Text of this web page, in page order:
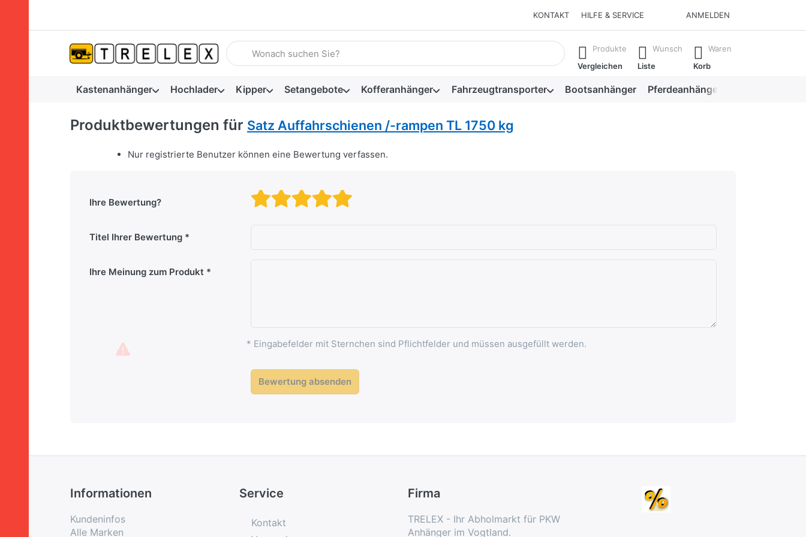
KONTAKT HILFE & SERVICE ANMELDEN
Geben Sie einen Suchbegriff ein. Während Sie tippen, erscheinen automatisch erste Ergebnisse. Drücken Sie die Eingabetaste, um alle
Produkte
Vergleichen
Wunsch
Liste
Waren
Korb
Kastenanhänger Hochlader Kipper Setangebote Kofferanhänger Fahrzeugtransporter Bootsanhänger Pferdeanhänger
Produktbewertungen für Satz Auffahrschienen /-rampen TL 1750 kg
Nur registrierte Benutzer können eine Bewertung verfassen.
Ihre Bewertung? Bewertung: 4 von 5 Sternen.
Bewertung: 3 von 5 Sternen.
Bewertung: 2 von 5 Sternen.
Bewertung: 1 von 5 Sternen. schlecht
Titel Ihrer Bewertung
Ihre Meinung zum Produkt
* Eingabefelder mit Sternchen sind Pflichtfelder und müssen ausgefüllt werden.
Bewertung absenden
Informationen
Kundeninfos
Alle Marken
Service
Kontakt
Firma
TRELEX - Ihr Abholmarkt für PKW
Anhänger im Vogtland.